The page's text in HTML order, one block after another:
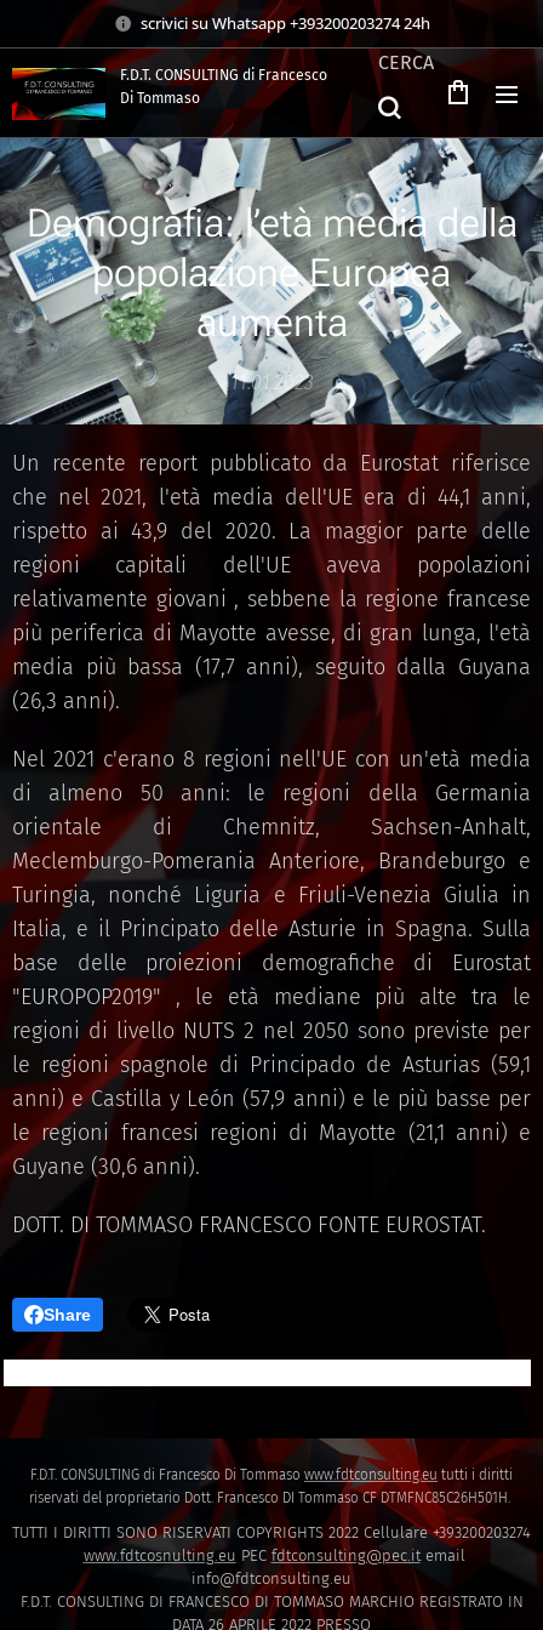
scrivici su Whatsapp +393200203274 24h
F.D.T. CONSULTING di Francesco
Di Tommaso
CERCA
Demografia: l’età media della
popolazione Europea
aumenta
11.01.2023
Un recente report pubblicato da Eurostat riferisce
che nel 2021, l'età media dell'UE era di 44,1 anni,
rispetto ai 43,9 del 2020. La maggior parte delle
regioni capitali dell'UE aveva popolazioni
relativamente giovani , sebbene la regione francese
più periferica di Mayotte avesse, di gran lunga, l'età
media più bassa (17,7 anni), seguito dalla Guyana
(26,3 anni).
Nel 2021 c'erano 8 regioni nell'UE con un'età media
di almeno 50 anni: le regioni della Germania
orientale di Chemnitz, Sachsen-Anhalt,
Meclemburgo-Pomerania Anteriore, Brandeburgo e
Turingia, nonché Liguria e Friuli-Venezia Giulia in
Italia, e il Principato delle Asturie in Spagna. Sulla
base delle proiezioni demografiche di Eurostat
"EUROPOP2019" , le età mediane più alte tra le
regioni di livello NUTS 2 nel 2050 sono previste per
le regioni spagnole di Principado de Asturias (59,1
anni) e Castilla y León (57,9 anni) e le più basse per
le regioni francesi regioni di Mayotte (21,1 anni) e
Guyane (30,6 anni).
DOTT. DI TOMMASO FRANCESCO FONTE EUROSTAT.
Share
F.D.T. CONSULTING di Francesco Di Tommaso www.fdtconsulting.eu tutti i diritti
riservati del proprietario Dott. Francesco DI Tommaso CF DTMFNC85C26H501H.
TUTTI I DIRITTI SONO RISERVATI COPYRIGHTS 2022 Cellulare +393200203274
www.fdtcosnulting.eu PEC fdtconsulting@pec.itemail
info@fdtconsulting.eu
F.D.T. CONSULTING DI FRANCESCO DI TOMMASO MARCHIO REGISTRATO IN
DATA 26 APRILE 2022 PRESSO